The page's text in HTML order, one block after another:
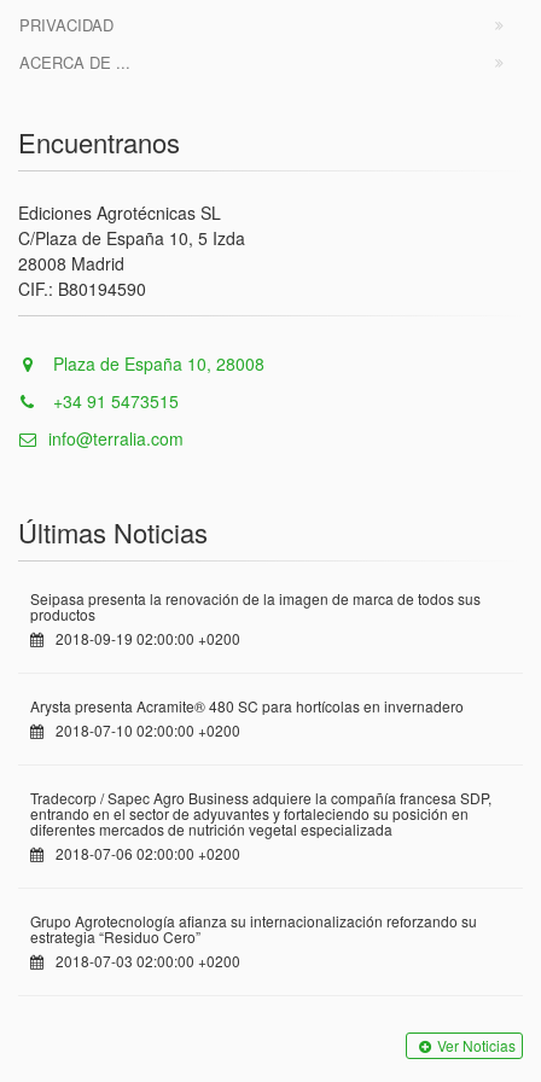
PRIVACIDAD
ACERCA DE ...
Encuentranos
Ediciones Agrotécnicas SL
C/Plaza de España 10, 5 Izda
28008 Madrid
CIF.: B80194590
Plaza de España 10, 28008
+34 91 5473515
info@terralia.com
Últimas Noticias
Seipasa presenta la renovación de la imagen de marca de todos sus
productos
2018-09-19 02:00:00 +0200
Arysta presenta Acramite® 480 SC para hortícolas en invernadero
2018-07-10 02:00:00 +0200
Tradecorp / Sapec Agro Business adquiere la compañía francesa SDP,
entrando en el sector de adyuvantes y fortaleciendo su posición en
diferentes mercados de nutrición vegetal especializada
2018-07-06 02:00:00 +0200
Grupo Agrotecnología afianza su internacionalización reforzando su
estrategia “Residuo Cero”
2018-07-03 02:00:00 +0200
Ver Noticias